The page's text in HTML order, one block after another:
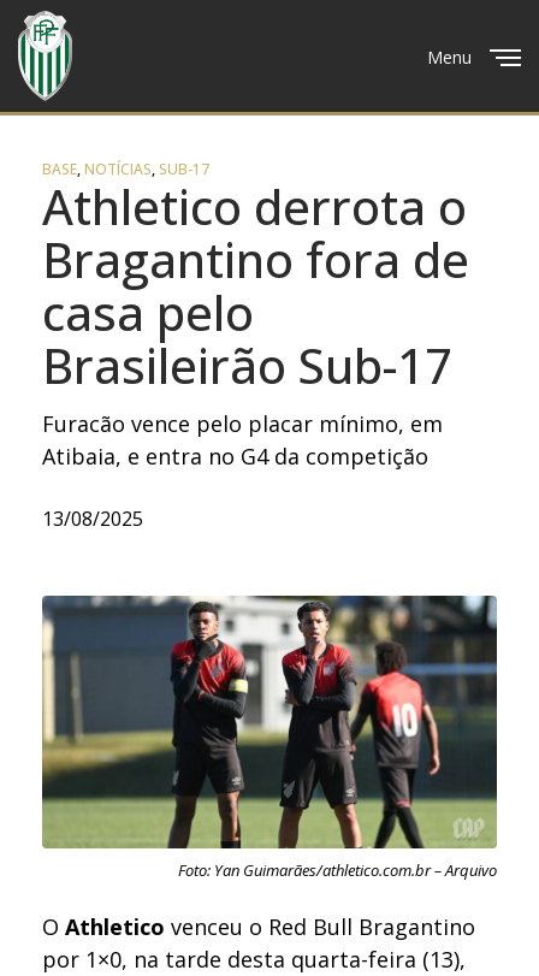
Menu
BASE,NOTÍCIAS, SUB-17
Athletico derrota o
Bragantino fora de
casa pelo
Brasileirão Sub-17
Furacão vence pelo placar mínimo, em
Atibaia, e entra no G4 da competição
13/08/2025
Foto: Yan Guimarães/athletico.com.br – Arquivo
OAthleticovenceu o Red Bull Bragantino
por 1×0, na tarde desta quarta-feira (13),